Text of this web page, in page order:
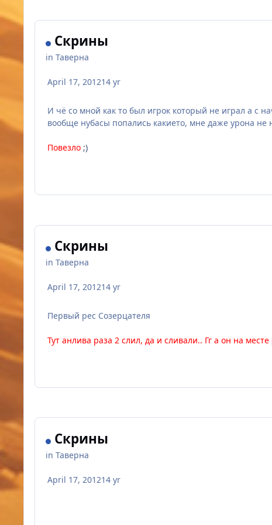
Скрины
inТаверна
April 17, 201214 yr
И чё со мной как то был игрок который не играл а с
вообще нубасы попались какието, мне даже урона не
Повезло ;)
Скрины
inТаверна
April 17, 201214 yr
Первый рес Созерцателя
Тут анлива раза 2 слил, да и сливали.. Гг а он на месте
Скрины
inТаверна
April 17, 201214 yr